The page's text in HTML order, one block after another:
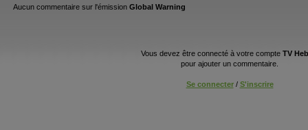
Aucun commentaire sur l'émission Global Warning
Vous devez être connecté à votre compte TV
pour ajouter un commentaire.
Se connecter/ S'inscrire